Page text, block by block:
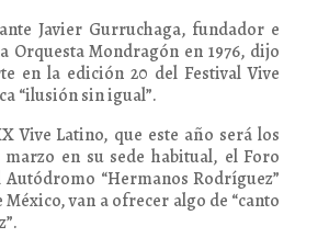
Javier Gurruchaga, fundador e
Orquesta Mondragón en 1976, dijo
en la edición 20 del Festival Vive
“ilusión sin igual”.
Vive Latino, que este año será los
marzo en su sede habitual, el Foro
Autódromo “Hermanos Rodríguez”
México, van a ofrecer algo de “canto